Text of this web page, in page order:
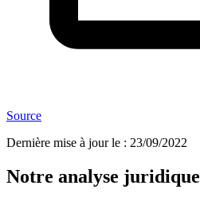
Source
Dernière mise à jour le : 23/09/2022
Notre analyse juridique